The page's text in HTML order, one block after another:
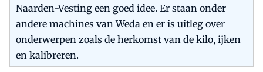
Naarden-Vesting een goed idee. Er staan onder
andere machines van Weda en er is uitleg over
onderwerpen zoals de herkomst van de kilo, ijken
en kalibreren.